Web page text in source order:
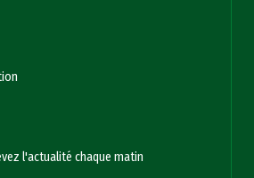
l'actualité chaque matin